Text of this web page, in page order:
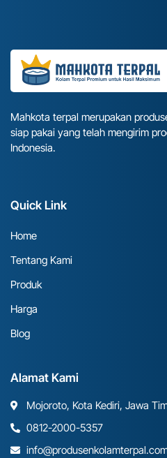
Mahkota terpal merupakan
siap pakai yang telah mengirim
Indonesia.
Quick Link
Home
Tentang Kami
Produk
Harga
Blog
Alamat Kami
Mojoroto, Kota Kediri, Jawa
0812-2000-5357